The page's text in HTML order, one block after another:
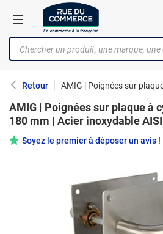
Retour
AMIG | Poignées sur plaque à
180 mm | Acier inoxydable
Soyez le premier à déposer un avis !